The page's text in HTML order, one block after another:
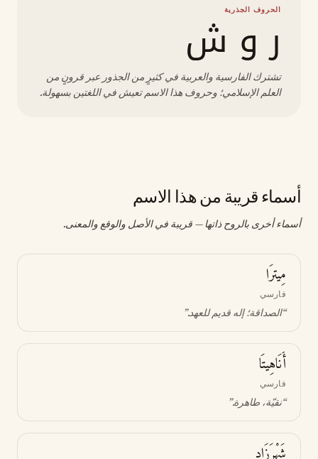
الحروف الجذرية
ر و ش
تشترك الفارسية والعربية في كثيرٍ من الجذور عبر قرونٍ من
العلم الإسلامي؛ وحروف هذا الاسم تعيش في اللغتين بسهولة.
أسماء قريبة من هذا الاسم
أسماء أخرى بالروح ذاتها — قريبة في الأصل والوقع والمعنى.
مِيترَا
فارسي
“الصداقة؛ إله قديم للعهد.”
أَنَاهِيتَا
فارسي
“نقيّة، طاهرة.”